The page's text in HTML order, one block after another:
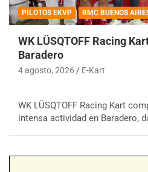
PILOTOS EKVP RMC BUENOS
WK LÜSQTOFF Racing
Baradero
4 agosto, 2026 E-Kart
WK LÜSQTOFF Racing Kart
intensa actividad en Baradero,
COBERTURA ESPECIAL DE E-
08/09-AGO